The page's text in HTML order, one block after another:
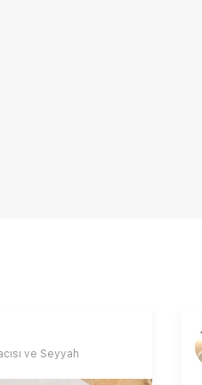
ve Seyyah